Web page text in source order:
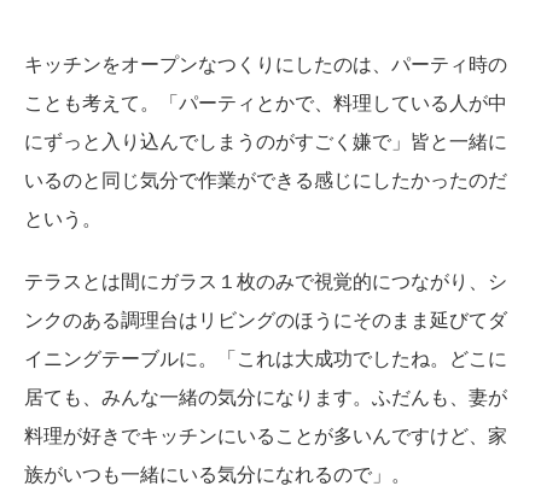
キッチンをオープンなつくりにしたのは、パーティ時の
ことも考えて。「パーティとかで、料理している人が中
にずっと入り込んでしまうのがすごく嫌で」皆と一緒に
いるのと同じ気分で作業ができる感じにしたかったのだ
という。
テラスとは間にガラス１枚のみで視覚的につながり、シ
ンクのある調理台はリビングのほうにそのまま延びてダ
イニングテーブルに。「これは大成功でしたね。どこに
居ても、みんな一緒の気分になります。ふだんも、妻が
料理が好きでキッチンにいることが多いんですけど、家
族がいつも一緒にいる気分になれるので」。